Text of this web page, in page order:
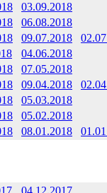
03.09.2018
06.08.2018
09.07.2018
04.06.2018
07.05.2018
09.04.2018
05.03.2018
05.02.2018
08.01.2018
04.12.2017